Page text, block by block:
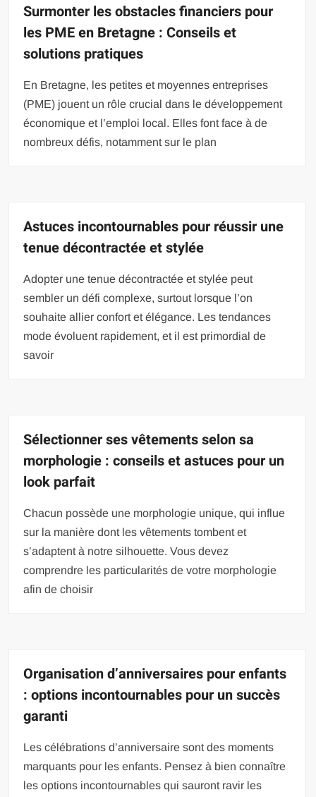
Surmonter les obstacles financiers pour
les PME en Bretagne : Conseils et
solutions pratiques
En Bretagne, les petites et moyennes entreprises
(PME) jouent un rôle crucial dans le développement
économique et l’emploi local. Elles font face à de
nombreux défis, notamment sur le plan
Astuces incontournables pour réussir une
tenue décontractée et stylée
Adopter une tenue décontractée et stylée peut
sembler un défi complexe, surtout lorsque l’on
souhaite allier confort et élégance. Les tendances
mode évoluent rapidement, et il est primordial de
savoir
Sélectionner ses vêtements selon sa
morphologie : conseils et astuces pour un
look parfait
Chacun possède une morphologie unique, qui influe
sur la manière dont les vêtements tombent et
s’adaptent à notre silhouette. Vous devez
comprendre les particularités de votre morphologie
afin de choisir
Organisation d’anniversaires pour enfants
: options incontournables pour un succès
garanti
Les célébrations d’anniversaire sont des moments
marquants pour les enfants. Pensez à bien connaître
les options incontournables qui sauront ravir les